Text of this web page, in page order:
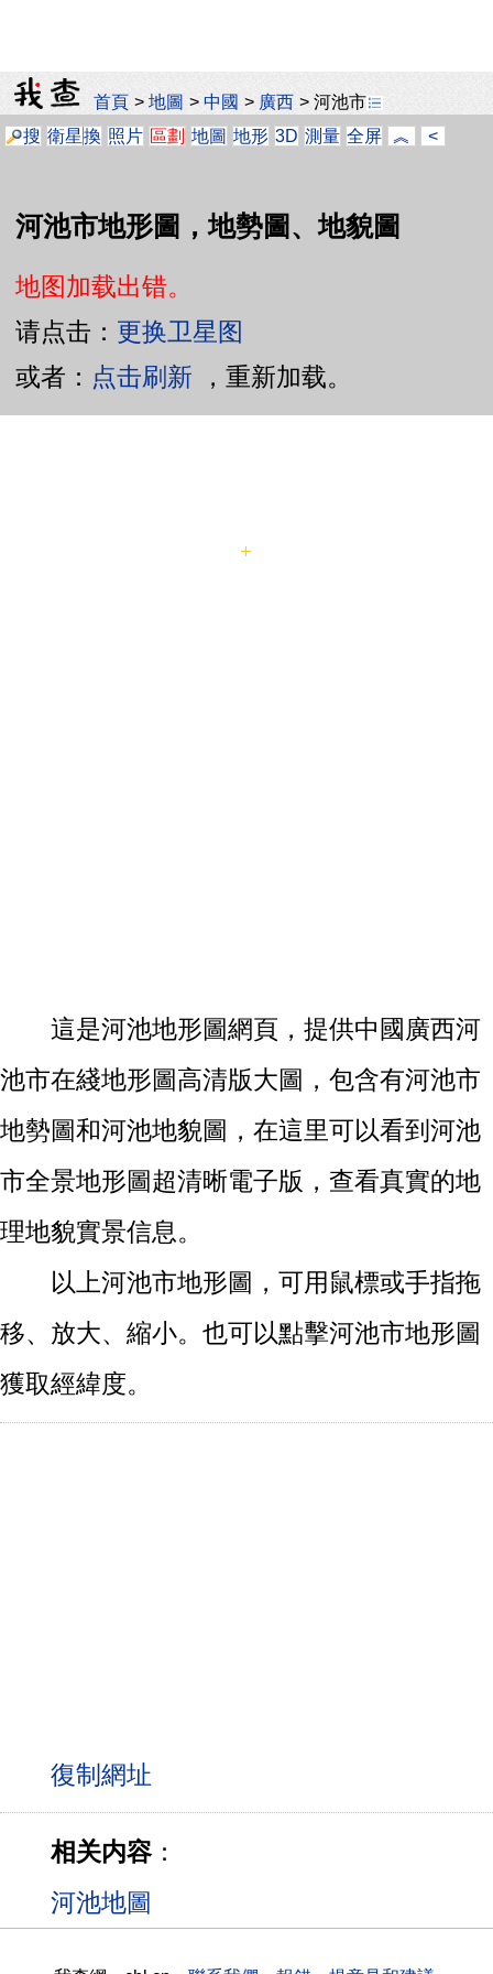
首頁 >地圖 >中國 > 廣西 >河池市
搜 衛星換 照片 區劃 地圖 地形 3D 測量 全屏 ︽ <
河池市地形圖，地勢圖、地貌圖
地图加载出错。
请点击： 更换卫星图
或者： 点击刷新 ，重新加载。
這是河池地形圖網頁，提供中國廣西河
池市在綫地形圖高清版大圖，包含有河池市
地勢圖和河池地貌圖，在這里可以看到河池
市全景地形圖超清晰電子版，查看真實的地
理地貌實景信息。
以上河池市地形圖，可用鼠標或手指拖
移、放大、縮小。也可以點擊河池市地形圖
獲取經緯度。
相关内容：
河池地圖